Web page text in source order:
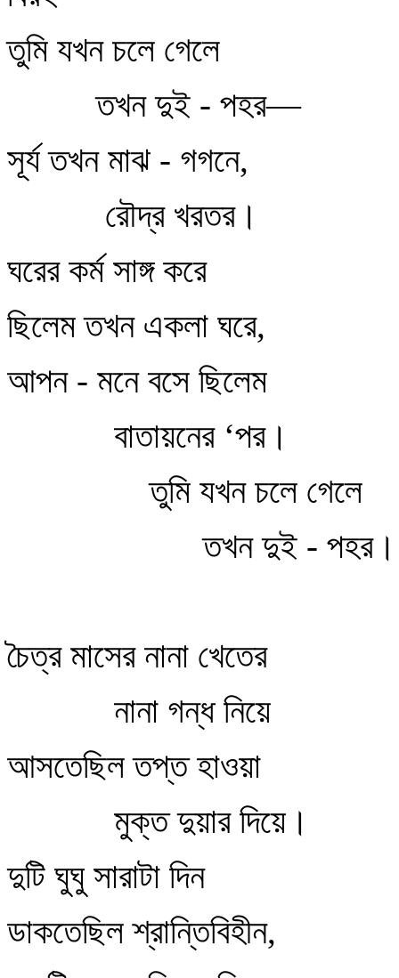
তুমি যখন চলে গেলে
তখন দুই - পহর—
সূর্য তখন মাঝ - গগনে,
রৌদ্র খরতর।
ঘরের কর্ম সাঙ্গ করে
ছিলেম তখন একলা ঘরে,
আপন - মনে বসে ছিলেম
বাতায়নের ‘পর।
তুমি যখন চলে গেলে
তখন দুই - পহর।
চৈত্র মাসের নানা খেতের
নানা গন্ধ নিয়ে
আসতেছিল তপ্ত হাওয়া
মুক্ত দুয়ার দিয়ে।
দুটি ঘুঘু সারাটা দিন
ডাকতেছিল শ্রান্তিবিহীন,